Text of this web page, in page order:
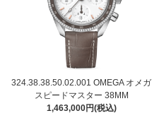
324.38.38.50.02.001 OMEGA オメガ
スピードマスター 38MM
1,463,000円(税込)